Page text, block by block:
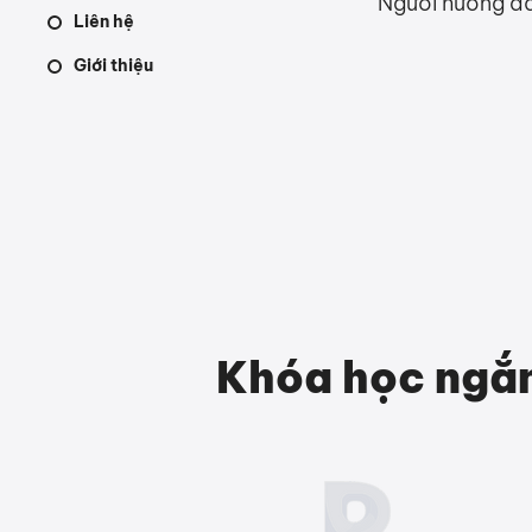
Liên hệ
Giới thiệu
Khóa học